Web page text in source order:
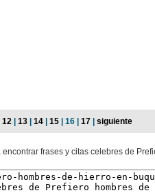
12 13 14 15 | 16 | 17 siguiente
frases y citas celebres de